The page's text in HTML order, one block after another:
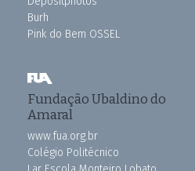
Burh
Pink do Bem OSSEL
Fundação Ubaldino do
Amaral
www.fua.org.br
Colégio Politécnico